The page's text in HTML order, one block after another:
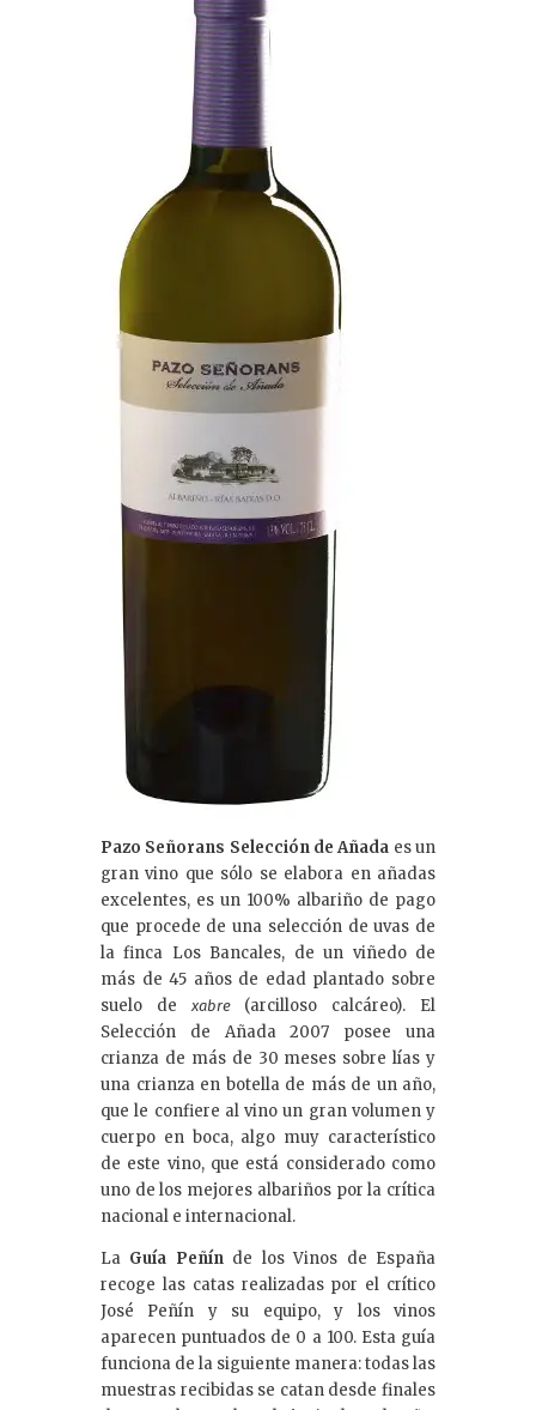
Pazo Señorans Selección de Añada es un
gran vino que sólo se elabora en añadas
excelentes, es un 100% albariño de pago
que procede de una selección de uvas de
la finca Los Bancales, de un viñedo de
más de 45 años de edad plantado sobre
suelo de xabre (arcilloso calcáreo). El
Selección de Añada 2007 posee una
crianza de más de 30 meses sobre lías y
una crianza en botella de más de un año,
que le confiere al vino un gran volumen y
cuerpo en boca, algo muy característico
de este vino, que está considerado como
uno de los mejores albariños por la crítica
nacional e internacional.
La Guía Peñínde los Vinos de España
recoge las catas realizadas por el crítico
José Peñín y su equipo, y los vinos
aparecen puntuados de 0 a 100. Esta guía
funciona de la siguiente manera: todas las
muestras recibidas se catan desde finales